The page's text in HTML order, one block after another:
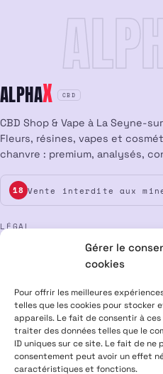
Gérer le
cookies
Pour offrir les meilleures
telles que les cookies pour stocker
appareils. Le fait de consentir à
traiter des données telles que le
ID uniques sur ce site. Le fait de
consentement peut avoir un effet
caractéristiques et fonctions.
ALPHAX CBD
CBD Shop & Vape à La Seyne-
Fleurs, résines, vapes et
chanvre : premium, analysés,
18 Vente interdite aux
LÉGAL
CGV
ALPHA X CBD Shop © 2026 ·
Visa
Mastercard CB